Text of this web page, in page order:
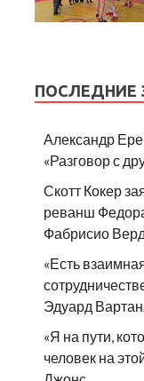
ПОСЛЕДНИЕ
Александр
«Разговор с
Скотт Кокер
реванш
Фабрисио
«Есть
Эдуард
«Я на пути,
человек на